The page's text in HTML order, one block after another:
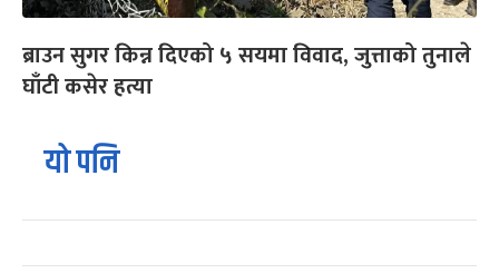
ब्राउन सुगर किन्न दिएको ५ सयमा विवाद, जुत्ताको तुनाले
घाँटी कसेर हत्या
यो पनि